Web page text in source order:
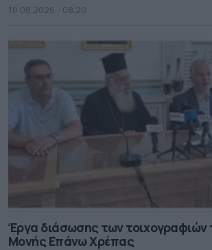
10.08.2026 - 08.20
Έργα διάσωσης των τοιχογραφιών
Μονής Επάνω Χρέπας